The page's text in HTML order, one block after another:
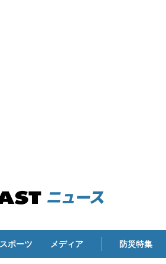
スポーツ メディア 防災特集